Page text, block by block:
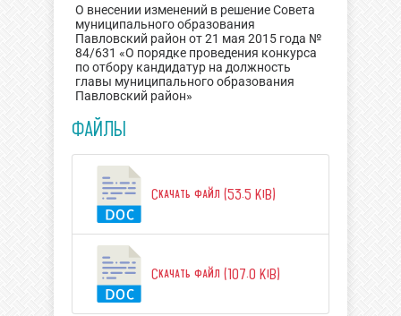
О внесении изменений в решение Совета
муниципального образования
Павловский район от 21 мая 2015 года №
84/631 «О порядке проведения конкурса
по отбору кандидатур на должность
главы муниципального образования
Павловский район»
ФАЙЛЫ
Скачать файл (53.5 KiB)
Скачать файл (107.0 KiB)